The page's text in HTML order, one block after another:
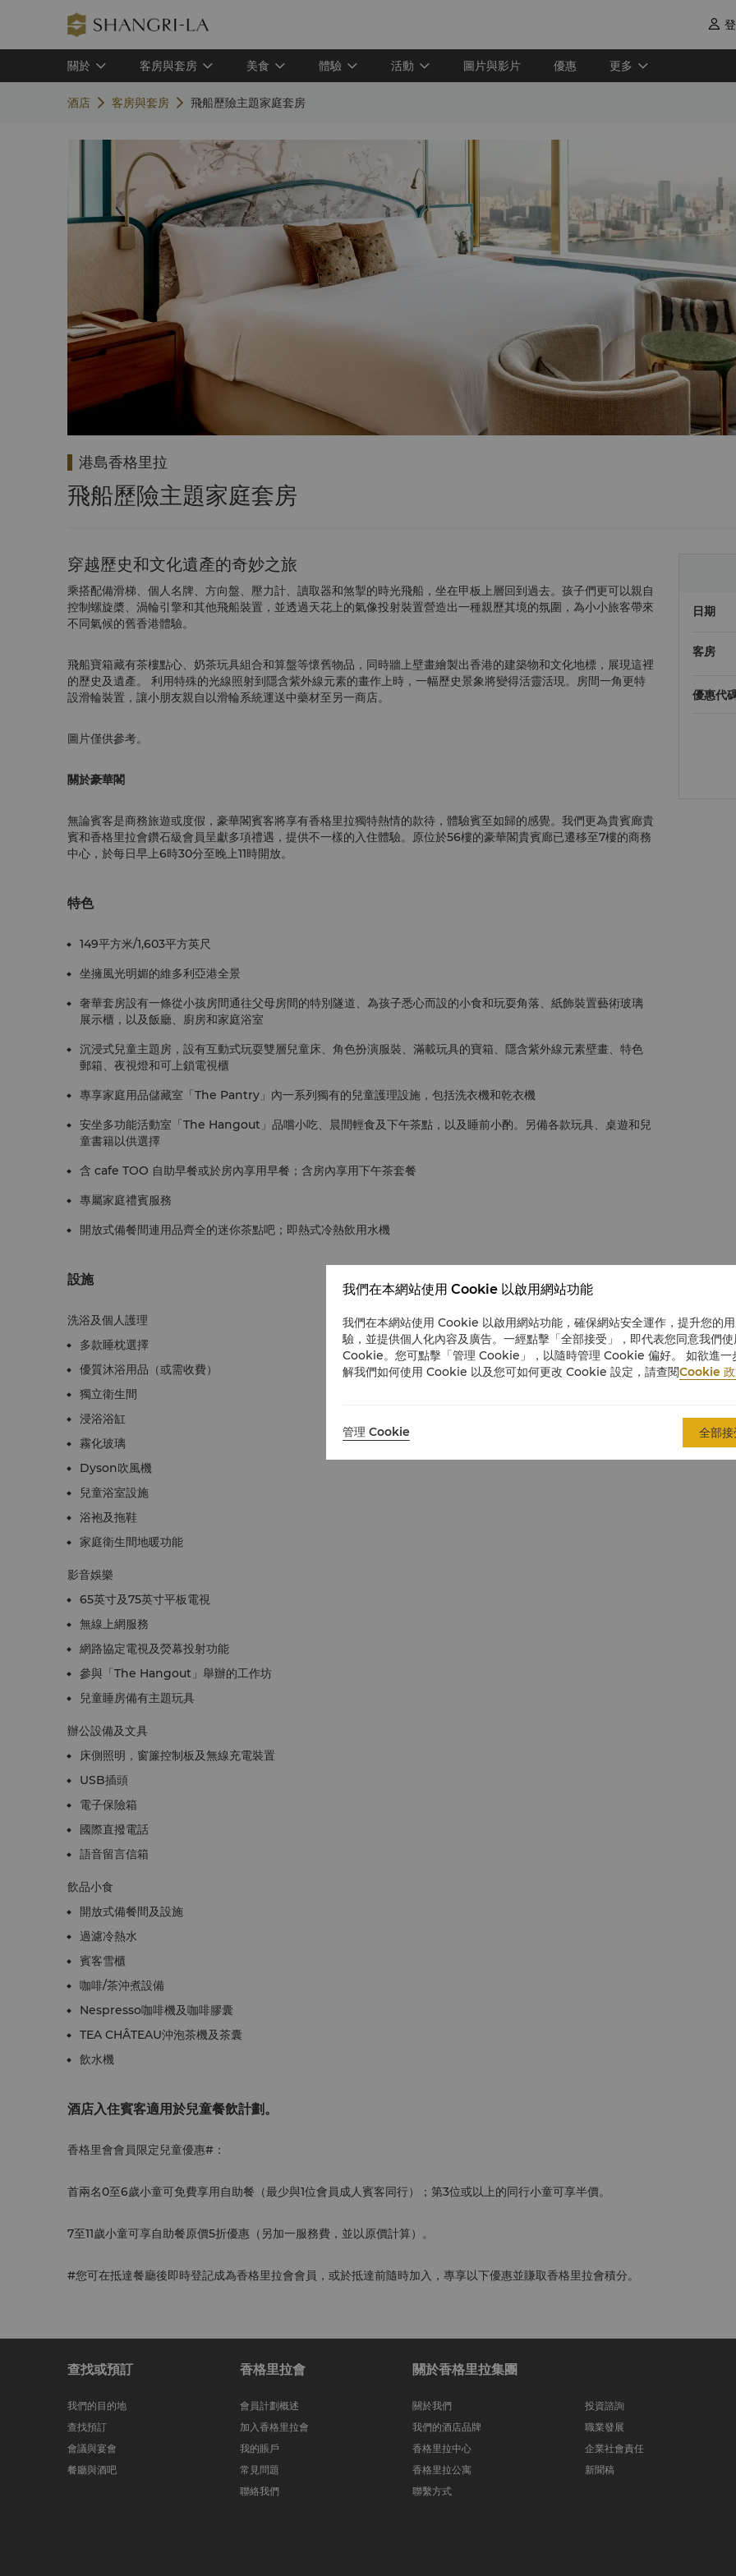

關於 客房與套房 美食 體驗 活動 圖片與影片 優惠 更多
酒店 客房與套房 飛船歷險主題家庭套房
港島香格里拉
飛船歷險主題家庭套房
穿越歷史和文化遺產的奇妙之旅
乘搭配備滑梯、個人名牌、方向盤、壓力計、讀取器和煞掣的時光飛船，坐在甲板上層回到過去。孩子們更可以親自
控制螺旋槳、渦輪引擎和其他飛船裝置，並透過天花上的氣像投射裝置營造出一種親歷其境的氛圍，為小小旅客帶來
不同氣候的舊香港體驗。
飛船寶箱藏有茶樓點心、奶茶玩具組合和算盤等懷舊物品，同時牆上壁畫繪製出香港的建築物和文化地標，展現這裡
的歷史及遺產。 利用特殊的光線照射到隱含紫外線元素的畫作上時，一幅歷史景象將變得活靈活現。房間一角更特
設滑輪裝置，讓小朋友親自以滑輪系統運送中藥材至另一商店。
圖片僅供參考。
關於豪華閣
無論賓客是商務旅遊或度假，豪華閣賓客將享有香格里拉獨特熱情的款待，體驗賓至如歸的感覺。我們更為貴賓廊貴
賓和香格里拉會鑽石級會員呈獻多項禮遇，提供不一樣的入住體驗。原位於56樓的豪華閣貴賓廊已遷移至7樓的商務
中心，於每日早上6時30分至晚上11時開放。
特色
149平方米/1,603平方英尺
坐擁風光明媚的維多利亞港全景
奢華套房設有一條從小孩房間通往父母房間的特別隧道、為孩子悉心而設的小食和玩耍角落、紙飾裝置藝術玻璃
展示櫃，以及飯廳、廚房和家庭浴室
沉浸式兒童主題房，設有互動式玩耍雙層兒童床、角色扮演服裝、滿載玩具的寶箱、隱含紫外線元素壁畫、特色
郵箱、夜視燈和可上鎖電視櫃
專享家庭用品儲藏室「The Pantry」內一系列獨有的兒童護理設施，包括洗衣機和乾衣機
安坐多功能活動室「The Hangout」品嚐小吃、晨間輕食及下午茶點，以及睡前小酌。另備各款玩具、桌遊和兒
童書籍以供選擇
含 cafe TOO 自助早餐或於房內享用早餐；含房內享用下午茶套餐
專屬家庭禮賓服務
開放式備餐間連用品齊全的迷你茶點吧；即熱式冷熱飲用水機
設施
洗浴及個人護理
多款睡枕選擇
優質沐浴用品（或需收費）
獨立衛生間
浸浴浴缸
霧化玻璃
Dyson吹風機
兒童浴室設施
浴袍及拖鞋
家庭衛生間地暖功能
影音娛樂
65英寸及75英寸平板電視
無線上網服務
網路協定電視及熒幕投射功能
參與「The Hangout」舉辦的工作坊
兒童睡房備有主題玩具
辦公設備及文具
床側照明，窗簾控制板及無線充電裝置
USB插頭
電子保險箱
國際直撥電話
語音留言信箱
飲品小食
開放式備餐間及設施
過濾冷熱水
賓客雪櫃
咖啡/茶沖煮設備
Nespresso咖啡機及咖啡膠囊
TEA CHÂTEAU沖泡茶機及茶囊
飲水機
酒店入住賓客適用於兒童餐飲計劃。
香格里會會員限定兒童優惠#：
首兩名0至6歲小童可免費享用自助餐（最少與1位會員成人賓客同行）；第3位或以上的同行小童可享半價。
7至11歲小童可享自助餐原價5折優惠（另加一服務費，並以原價計算）。
#您可在抵達餐廳後即時登記成為香格里拉會會員，或於抵達前隨時加入，專享以下優惠並賺取香格里拉會積分。
日期
客房
優惠代
查找或預訂
我們的目的地
查找預訂
會議與宴會
餐廳與酒吧
香格里拉會
會員計劃概述
加入香格里拉會
我的賬戶
常見問題
聯絡我們
關於香格里拉集團
關於我們
我們的酒店品牌
香格里拉中心
香格里拉公寓
聯繫方式
投資諮詢
職業發展
企業社會責任
新聞稿
我們在本網站使用 Cookie 以啟用網站功能
我們在本網站使用 Cookie 以啟用網站功能，確保網站安全運作，提升您的
驗，並提供個人化內容及廣告。一經點擊「全部接受」，即代表您同意我們使
Cookie。您可點擊「管理 Cookie」，以隨時管理 Cookie 偏好。 如欲進一
解我們如何使用 Cookie 以及您可如何更改 Cookie 設定，請查閱Cookie
管理 Cookie 全部接